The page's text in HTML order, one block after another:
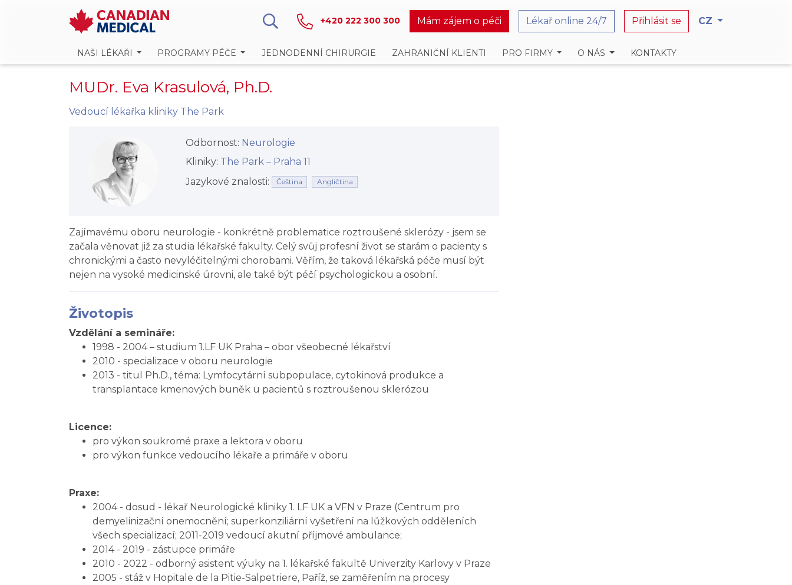
+420 222 300 300 Mám zájem o péči Lékař online 24/7 Přihlásit se CZ
NAŠI LÉKAŘI PROGRAMY PÉČE JEDNODENNÍ CHIRURGIE ZAHRANIČNÍ KLIENTI PRO FIRMY O NÁS KONTAKTY
MUDr. Eva Krasulová, Ph.D.
Vedoucí lékařka kliniky The Park
Odbornost: Neurologie
Kliniky: The Park –⁠⁠⁠⁠⁠⁠ Praha 11
Jazykové znalosti:
Čeština Angličtina
Zajímavému oboru neurologie - konkrétně problematice roztroušené sklerózy - jsem se
začala věnovat již za studia lékařské fakulty. Celý svůj profesní život se starám o pacienty s
chronickými a často nevyléčitelnými chorobami. Věřím, že taková lékařská péče musí být
nejen na vysoké medicinské úrovni, ale také být péčí psychologickou a osobní.
Životopis
Vzdělání a semináře:
1998 - 2004 – studium 1.LF UK Praha – obor všeobecné lékařství
2010 - specializace v oboru neurologie
2013 - titul Ph.D., téma: Lymfocytární subpopulace, cytokinová produkce a
transplantace kmenových buněk u pacientů s roztroušenou sklerózou
Licence:
pro výkon soukromé praxe a lektora v oboru
pro výkon funkce vedoucího lékaře a primáře v oboru
Praxe:
2004 - dosud - lékař Neurologické kliniky 1. LF UK a VFN v Praze (Centrum pro
demyelinizační onemocnění; superkonziliární vyšetření na lůžkových odděleních
všech specializací; 2011-2019 vedoucí akutní příjmové ambulance;
2014 - 2019 - zástupce primáře
2010 - 2022 - odborný asistent výuky na 1. lékařské fakultě Univerzity Karlovy v Praze
2005 - stáž v Hopitale de la Pitie-Salpetriere, Paříž, se zaměřením na procesy